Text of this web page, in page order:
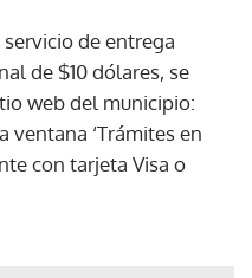
de entrega
de $10 dólares, se
web del municipio:
ventana ‘Trámites en
con tarjeta Visa o